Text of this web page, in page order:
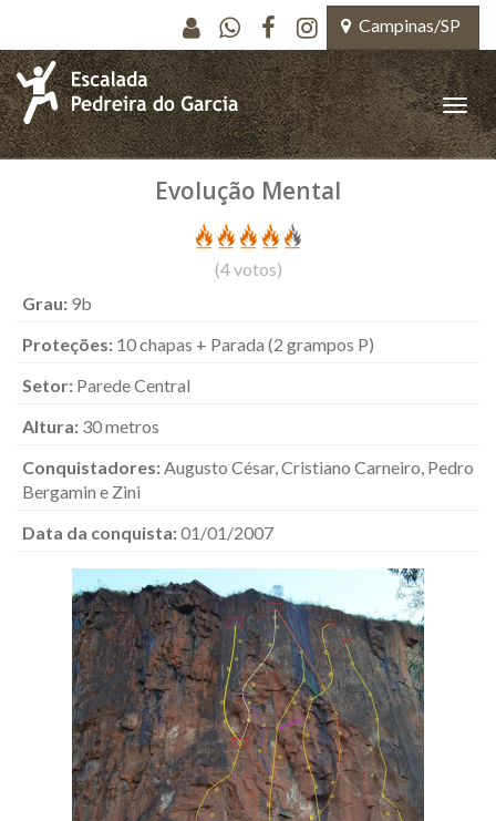
Pular para o conteúdo principal
Campinas/SP
Toggle
Evolução Mental
(4votos)
Grau: 9b
Proteções: 10 chapas + Parada (2 grampos P)
Setor: Parede Central
Altura: 30 metros
Conquistadores:Augusto César, Cristiano Carneiro, Pedro
Bergamin e Zini
Data da conquista:01/01/2007